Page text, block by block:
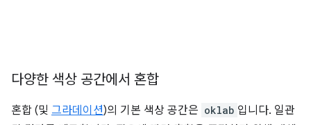
다양한 색상 공간에서 혼합
혼합 (및 그라데이션)의 기본 색상 공간은 oklab 입니다. 일관